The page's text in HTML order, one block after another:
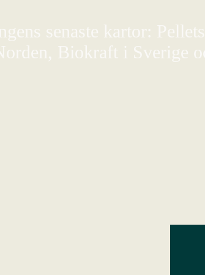
senaste kartor:
Biokraft i Sverige